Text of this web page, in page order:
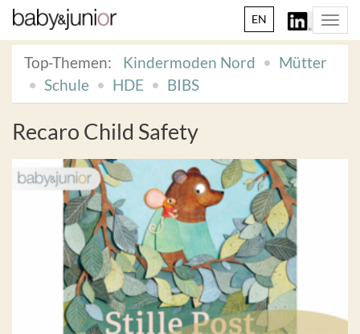
EN
Top-Themen: Kindermoden Nord
Mütter
Schule
HDE BIBS
Recaro Child Safety